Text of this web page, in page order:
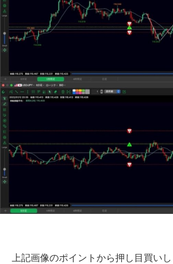
上記画像のポイントから押し目買いし